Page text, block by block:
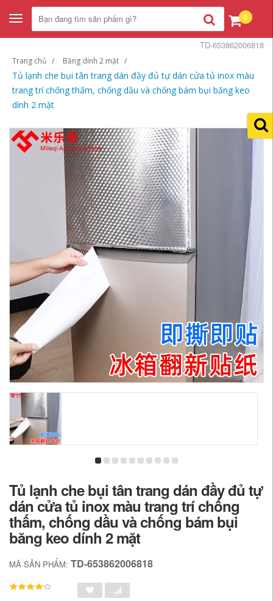
Toggle
navigation
0
Trang chủ Băng dính 2 mặt
Tủ lạnh che bụi tân trang dán đầy đủ tự dán cửa tủ inox màu
trang trí chống thấm, chống dầu và chống bám bụi băng keo
dính 2 mặt
TD-653862006818
Tủ lạnh che bụi tân trang dán đầy đủ tự
dán cửa tủ inox màu trang trí chống
thấm, chống dầu và chống bám bụi
băng keo dính 2 mặt
MÃ SẢN PHẨM: TD-653862006818